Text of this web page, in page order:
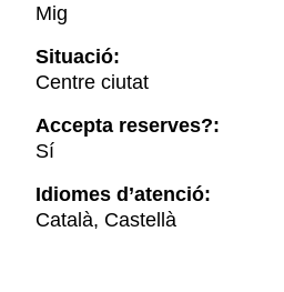
Mig
Situació:
Centre ciutat
Accepta reserves?:
Sí
Idiomes d’atenció:
Català, Castellà